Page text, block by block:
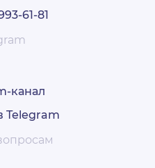
61-81
канал
Telegram